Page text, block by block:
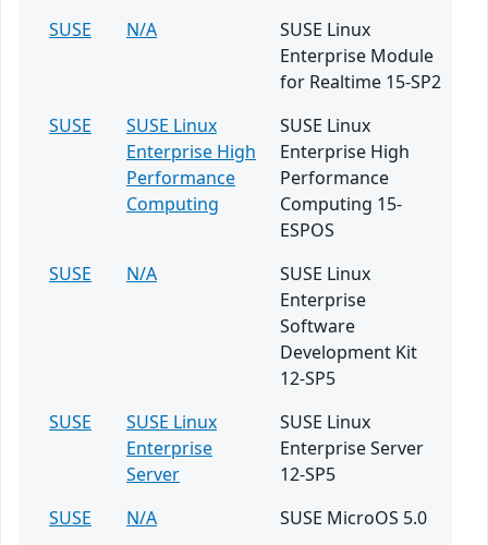
SUSE
N/A
SUSE Linux
Enterprise Module
for Realtime 15-SP2
SUSE
SUSE Linux
Enterprise High
Performance
Computing
SUSE Linux
Enterprise High
Performance
Computing 15-
ESPOS
SUSE
N/A
SUSE Linux
Enterprise
Software
Development Kit
12-SP5
SUSE
SUSE Linux
Enterprise
Server
SUSE Linux
Enterprise Server
12-SP5
SUSE
N/A
SUSE MicroOS 5.0